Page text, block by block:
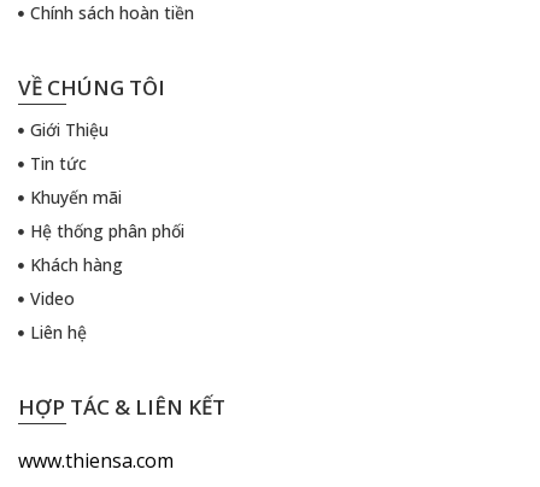
Chính sách hoàn tiền
VỀ CHÚNG TÔI
Giới Thiệu
Tin tức
Khuyến mãi
Hệ thống phân phối
Khách hàng
Video
Liên hệ
HỢP TÁC & LIÊN KẾT
www.thiensa.com